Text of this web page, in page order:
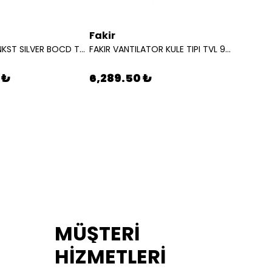
BEKO OCAK ANKST SILVER BOCD T 6510 7778220256
₺
Fakir
FAKIR VANTILATOR KULE TIPI TVL 90 S 31000860
6,289.50 ₺
MÜŞTERİ
HİZMETLERİ